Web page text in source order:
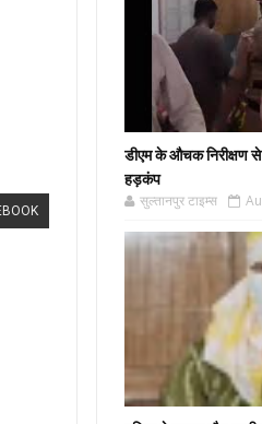
डीएम के औचक निरीक्षण
हड़कंप
सुल्तानपुर टाइम्स